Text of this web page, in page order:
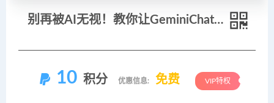
别再被AI无视！教你让GeminiChatGPT主动推荐你的生意【原创双语字幕】
10 积分 优惠信息: 免费 VIP特权